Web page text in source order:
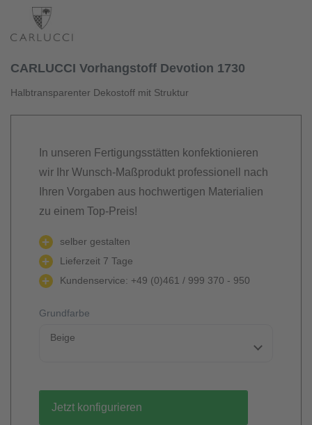
CARLUCCI Vorhangstoff Devotion 1730
Halbtransparenter Dekostoff mit Struktur
In unseren Fertigungsstätten konfektionieren
wir Ihr Wunsch-Maßprodukt professionell nach
Ihren Vorgaben aus hochwertigen Materialien
zu einem Top-Preis!
selber gestalten
Lieferzeit 7 Tage
Kundenservice: +49 (0)461 / 999 370 - 950
Grundfarbe
Beige
Jetzt konfigurieren